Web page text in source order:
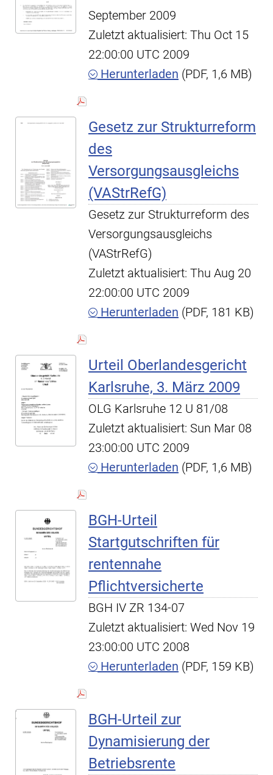
September 2009
Zuletzt aktualisiert: Thu Oct 15
22:00:00 UTC 2009
Herunterladen (PDF, 1,6 MB)
Gesetz zur Strukturreform
des
Versorgungsausgleichs
(VAStrRefG)
Gesetz zur Strukturreform des
Versorgungsausgleichs
(VAStrRefG)
Zuletzt aktualisiert: Thu Aug 20
22:00:00 UTC 2009
Herunterladen (PDF, 181 KB)
Urteil Oberlandesgericht
Karlsruhe, 3. März 2009
OLG Karlsruhe 12 U 81/08
Zuletzt aktualisiert: Sun Mar 08
23:00:00 UTC 2009
Herunterladen (PDF, 1,6 MB)
BGH-Urteil
Startgutschriften für
rentennahe
Pflichtversicherte
BGH IV ZR 134-07
Zuletzt aktualisiert: Wed Nov 19
23:00:00 UTC 2008
Herunterladen (PDF, 159 KB)
BGH-Urteil zur
Dynamisierung der
Betriebsrente